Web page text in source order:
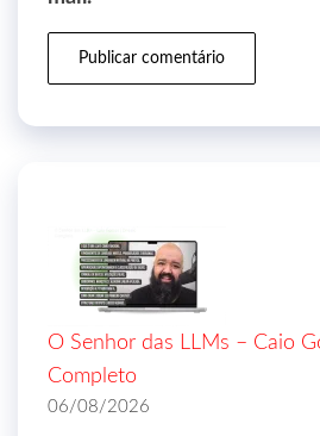
O Senhor das LLMs – Caio
Completo
06/08/2026